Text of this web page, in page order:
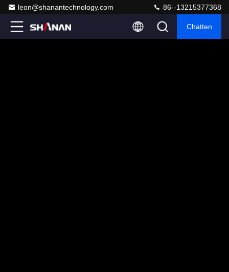
leon@shanantechnology.com 86--13215377368
Chatten